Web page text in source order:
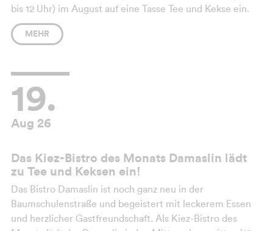
bis 12 Uhr) im August auf eine Tasse Tee und Kekse ein.
Eine schöne Gelegenheit, das Bistro kennenzulernen und
mit der Nachbarschaft und den Inhabern ins Gespräch zu
MEHR
19.
Aug 26
Das Kiez-Bistro des Monats Damaslin lädt
zu Tee und Keksen ein!
Das Bistro Damaslin ist noch ganz neu in der
Baumschulenstraße und begeistert mit leckerem Essen
und herzlicher Gastfreundschaft. Als Kiez-Bistro des